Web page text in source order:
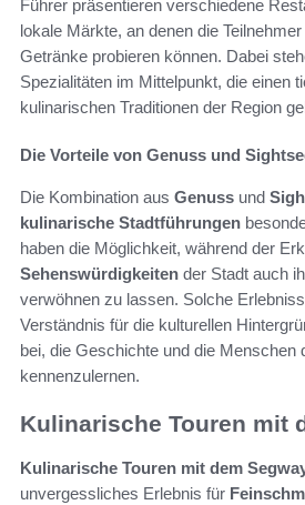
Führer präsentieren verschiedene
lokale Märkte, an denen die
Getränke probieren können. Dabei
Spezialitäten im Mittelpunkt, die einen
kulinarischen Traditionen der Region
Die Vorteile von Genuss und
Die Kombination aus Genuss und
kulinarische Stadtführungen
haben die Möglichkeit, während der
Sehenswürdigkeiten der Stadt auch
verwöhnen zu lassen. Solche
Verständnis für die kulturellen
bei, die Geschichte und die Menschen
kennenzulernen.
Kulinarische Touren mit
Kulinarische Touren mit dem
unvergessliches Erlebnis für